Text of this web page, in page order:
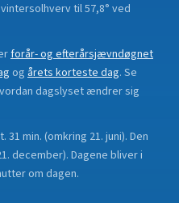
til 57,8° ved
forår- og efterårsjævndøgnet
og årets korteste dag. Se
dagslyset ændrer sig
31 min.(omkring 21. juni). Den
december). Dagene bliver i
terom dagen.